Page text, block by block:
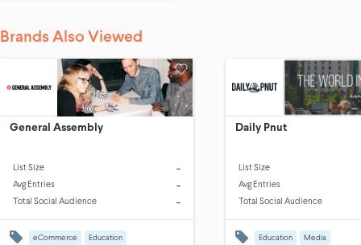
Brands Also Viewed
General Assembly
List Size -
Avg Entries -
Total Social Audience -
eCommerce Education
Daily Pnut
List Size
Avg Entries
Total Social Audience
Education Media